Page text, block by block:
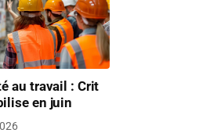
au travail : Crit
en juin